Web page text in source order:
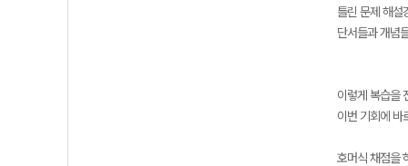
틀린 문제 해설
단서들과 개념
이렇게 복습을
이번 기회에 바
호머식 채점을